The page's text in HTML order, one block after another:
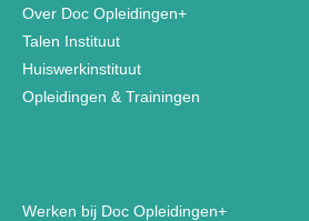
Over Doc Opleidingen+
Talen Instituut
Huiswerkinstituut
Opleidingen & Trainingen
Werken bij Doc Opleidingen+